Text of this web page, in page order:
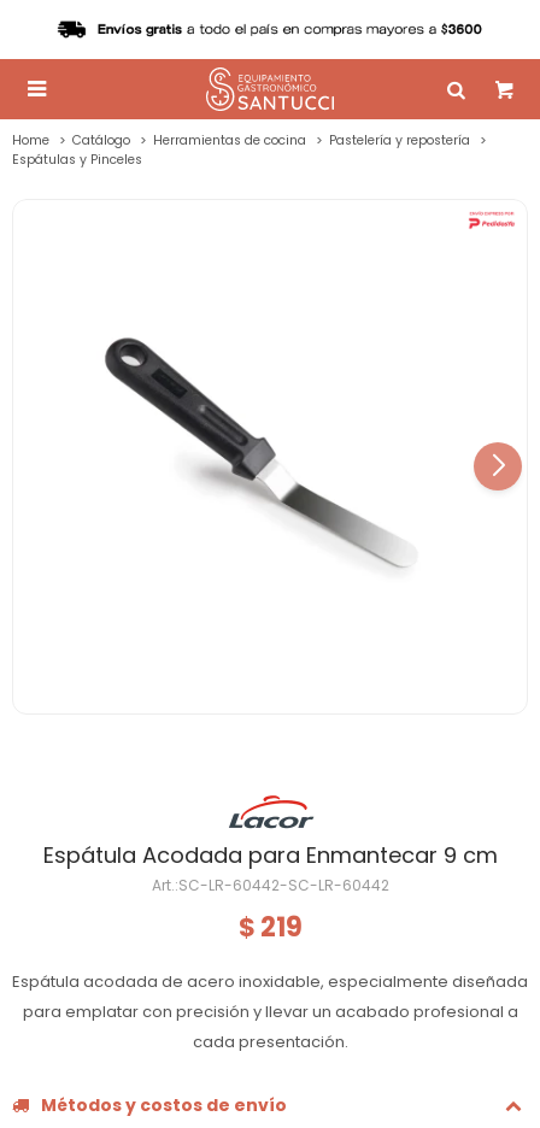

Home Catálogo Herramientas de cocina
Pastelería y repostería
Espátulas y Pinceles
Espátula Acodada para Enmantecar 9 cm
SC-LR-60442-SC-LR-60442
$ 219
Espátula acodada de acero inoxidable, especialmente diseñada
para emplatar con precisión y llevar un acabado profesional a
cada presentación.
Métodos y costos de envío